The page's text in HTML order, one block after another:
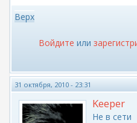
Верх
Войдите или
31 октября, 2010 - 23:31
Keeper
Не в сети